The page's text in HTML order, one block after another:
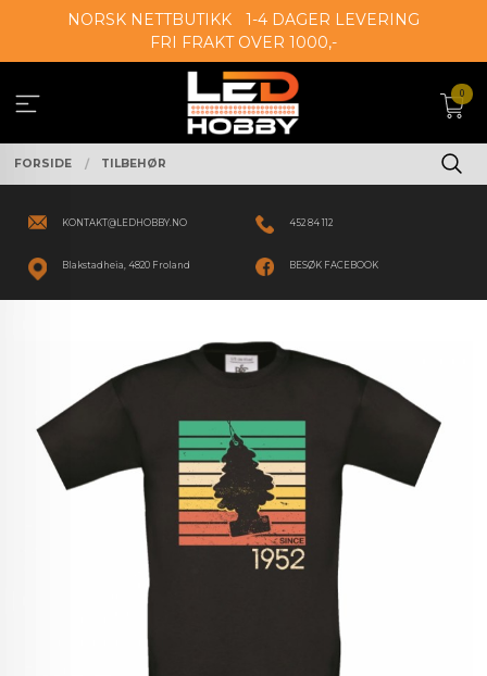
NORSK NETTBUTIKK
1-4 DAGER LEVERING
FRI FRAKT OVER 1000,-
0
FORSIDE TILBEHØR
KONTAKT@LEDHOBBY.NO 452 84 112
Blakstadheia, 4820 Froland BESØK FACEBOOK